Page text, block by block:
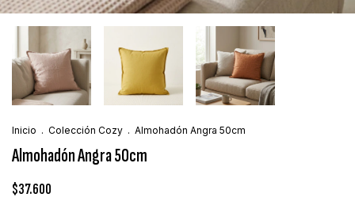
Inicio . Colección Cozy . Almohadón Angra 50cm
Almohadón Angra 50cm
$37.600